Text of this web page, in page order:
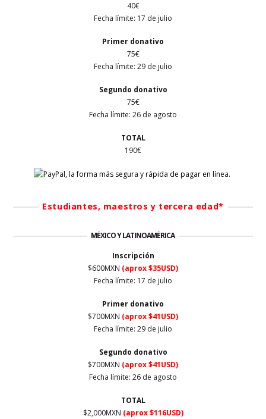
40€
Fecha límite: 17 de julio
Primer donativo
75€
Fecha límite: 29 de julio
Segundo donativo
75€
Fecha límite: 26 de agosto
TOTAL
190€
Estudiantes, maestros y tercera edad*
MÉXICO Y LATINOAMÉRICA
Inscripción
$600MXN (aprox $35USD)
Fecha límite: 17 de julio
Primer donativo
$700MXN (aprox $41USD)
Fecha límite: 29 de julio
Segundo donativo
$700MXN (aprox $41USD)
Fecha límite: 26 de agosto
TOTAL
$2,000MXN (aprox $116USD)